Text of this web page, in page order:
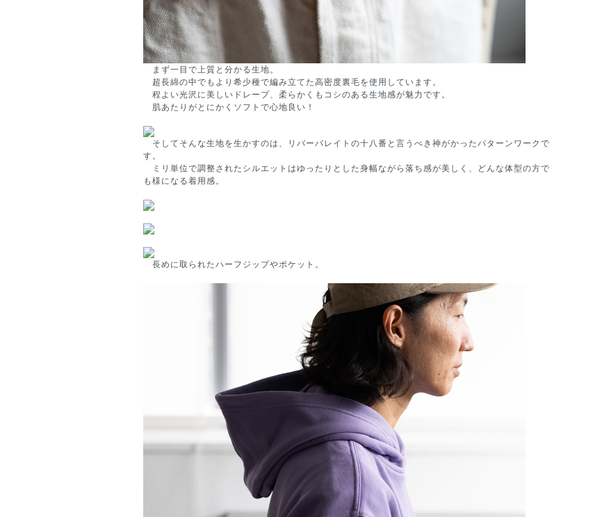
まず一目で上質と分かる生地。
超長綿の中でもより希少種で編み立てた高密度裏毛を使用しています。
程よい光沢に美しいドレープ、柔らかくもコシのある生地感が魅力です。
肌あたりがとにかくソフトで心地良い！
そしてそんな生地を生かすのは、リバーバレイトの十八番と言うべき神がかったパターンワークで
す。
ミリ単位で調整されたシルエットはゆったりとした身幅ながら落ち感が美しく、どんな体型の方で
も様になる着用感。
長めに取られたハーフジップやポケット。